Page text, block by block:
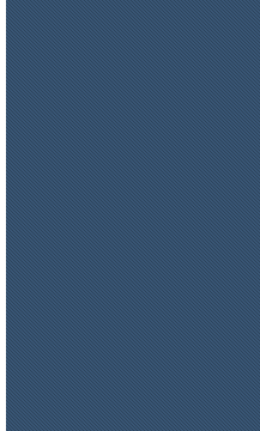
цена по запросу
Плиты Ceraterm Board